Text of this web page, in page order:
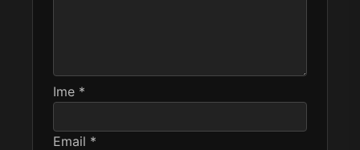
Ime *
Email *